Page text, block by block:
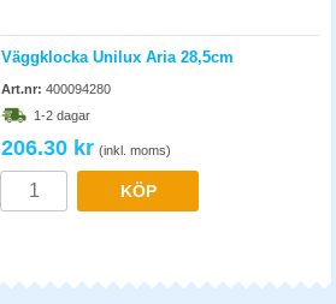
Väggklocka Unilux Aria 28,5cm
Art.nr: 400094280
1-2 dagar
206.30 kr (inkl. moms)
KÖP